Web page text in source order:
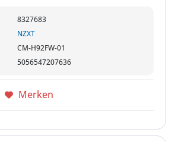
8327683
NZXT
CM-H92FW-01
5056547207636
Merken